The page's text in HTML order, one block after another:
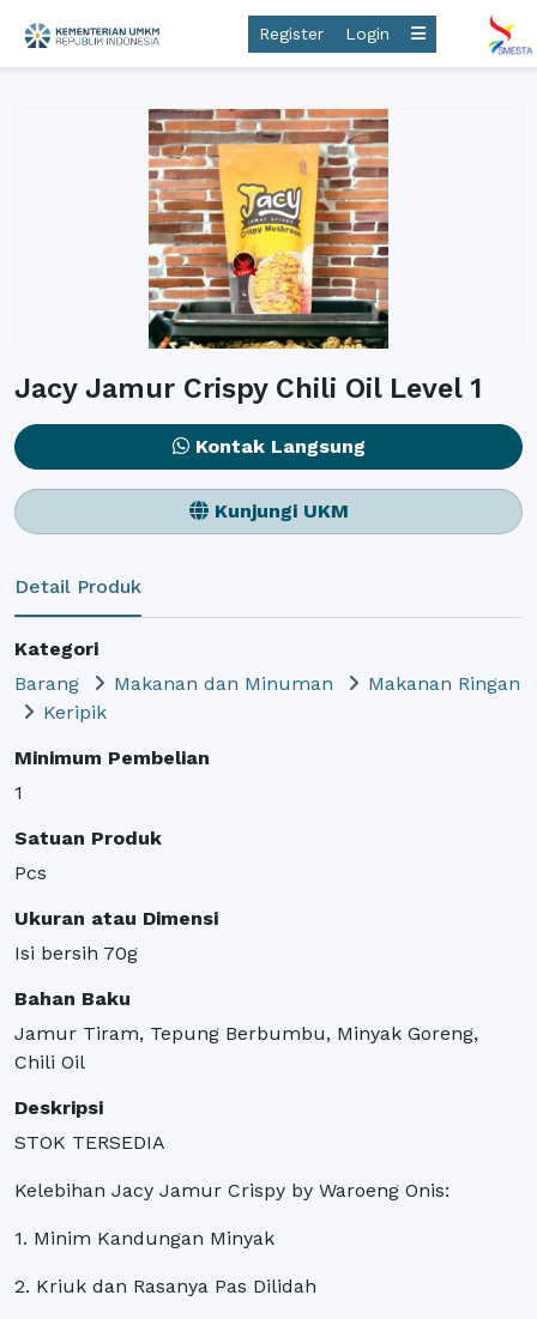
Register Login
Jacy Jamur Crispy Chili Oil Level 1
Kontak Langsung
Kunjungi UKM
Detail Produk
Kategori
Barang
Makanan dan Minuman
Makanan Ringan
Keripik
Minimum Pembelian
1
Satuan Produk
Pcs
Ukuran atau Dimensi
Isi bersih 70g
Bahan Baku
Jamur Tiram, Tepung Berbumbu, Minyak Goreng,
Chili Oil
Deskripsi
STOK TERSEDIA
Kelebihan Jacy Jamur Crispy by Waroeng Onis:
1. Minim Kandungan Minyak
2. Kriuk dan Rasanya Pas Dilidah